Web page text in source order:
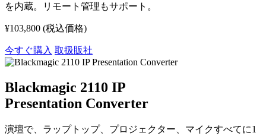
を内蔵。リモート管理もサポート。
¥103,800 (税込価格)
今すぐ購入 取扱販社
Blackmagic 2110 IP
Presentation Converter
演壇で、ラップトップ、プロジェクター、マイクすべてに1